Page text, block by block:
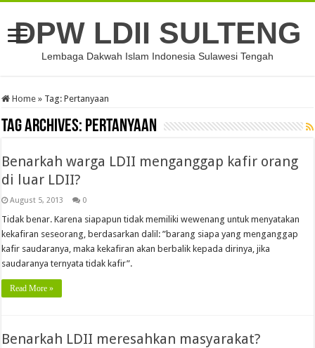
DPW LDII SULTENG
Lembaga Dakwah Islam Indonesia Sulawesi Tengah
Home » Tag:Pertanyaan
Tag Archives: Pertanyaan
Benarkah warga LDII menganggap kafir orang
di luar LDII?
August 5, 2013 0
Tidak benar. Karena siapapun tidak memiliki wewenang untuk menyatakan
kekafiran seseorang, berdasarkan dalil: ”barang siapa yang menganggap
kafir saudaranya, maka kekafiran akan berbalik kepada dirinya, jika
saudaranya ternyata tidak kafir”.
Read More »
Benarkah LDII meresahkan masyarakat?